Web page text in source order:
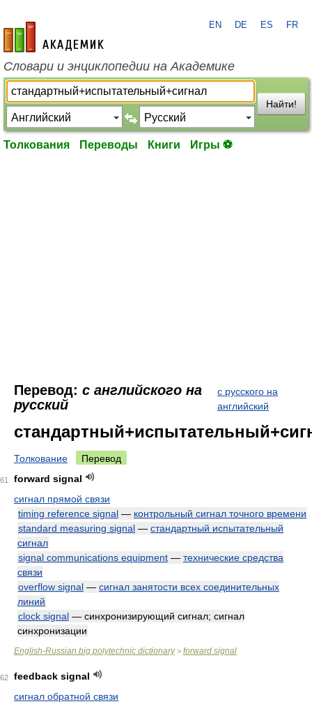
academic.ru
EN DE ES FR
Словари и энциклопедии на Академике
Найти!
Толкования Переводы Книги Игры ⚽
Перевод: с английского на
русский
с русского на
английский
Толкование Перевод
61
forward signal
сигнал прямой связи
timing reference signal — контрольный сигнал точного времени
standard measuring signal — стандартный испытательный
сигнал
signal communications equipment — технические средства
связи
overflow signal — сигнал занятости всех соединительных
линий
clock signal — синхронизирующий сигнал; сигнал
синхронизации
English-Russian big polytechnic dictionary> forward signal
62
feedback signal
сигнал обратной связи